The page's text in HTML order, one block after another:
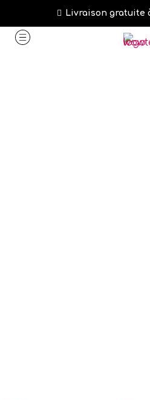
Livraison gratuite